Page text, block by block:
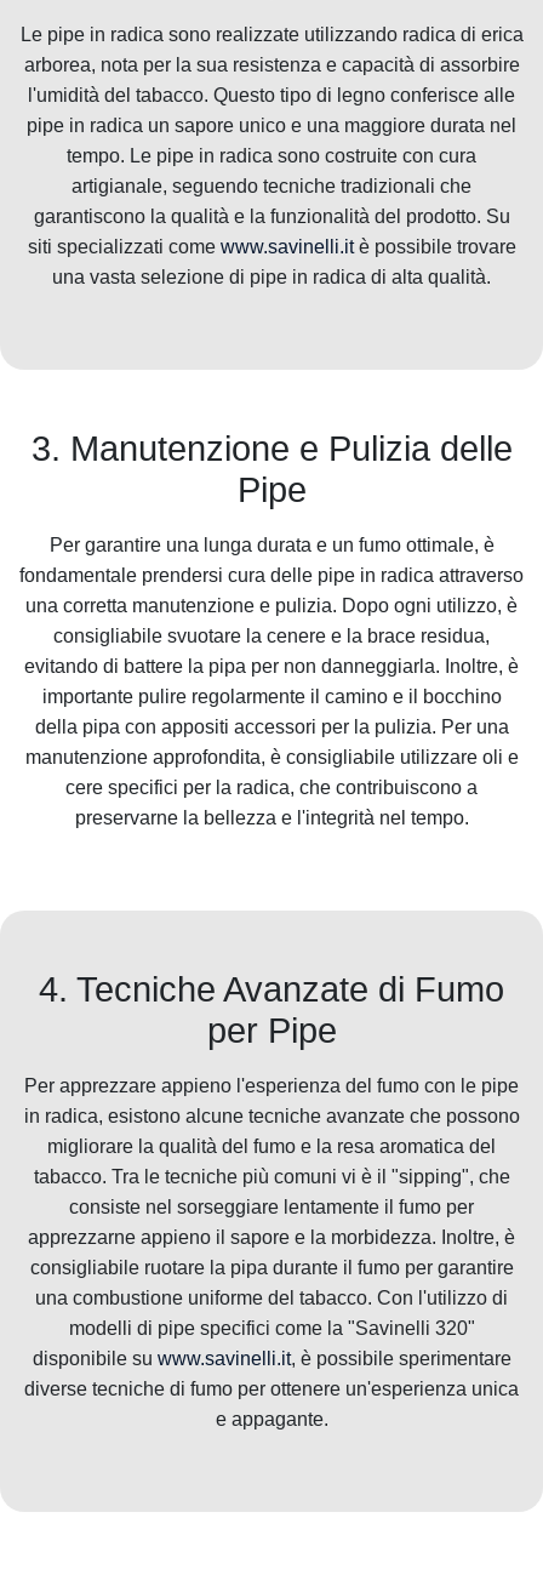
Le pipe in radica sono realizzate utilizzando radica di erica
arborea, nota per la sua resistenza e capacità di assorbire
l'umidità del tabacco. Questo tipo di legno conferisce alle
pipe in radica un sapore unico e una maggiore durata nel
tempo. Le pipe in radica sono costruite con cura
artigianale, seguendo tecniche tradizionali che
garantiscono la qualità e la funzionalità del prodotto. Su
siti specializzati come www.savinelli.itè possibile trovare
una vasta selezione di pipe in radica di alta qualità.
3. Manutenzione e Pulizia delle
Pipe
Per garantire una lunga durata e un fumo ottimale, è
fondamentale prendersi cura delle pipe in radica attraverso
una corretta manutenzione e pulizia. Dopo ogni utilizzo, è
consigliabile svuotare la cenere e la brace residua,
evitando di battere la pipa per non danneggiarla. Inoltre, è
importante pulire regolarmente il camino e il bocchino
della pipa con appositi accessori per la pulizia. Per una
manutenzione approfondita, è consigliabile utilizzare oli e
cere specifici per la radica, che contribuiscono a
preservarne la bellezza e l'integrità nel tempo.
4. Tecniche Avanzate di Fumo
per Pipe
Per apprezzare appieno l'esperienza del fumo con le pipe
in radica, esistono alcune tecniche avanzate che possono
migliorare la qualità del fumo e la resa aromatica del
tabacco. Tra le tecniche più comuni vi è il "sipping", che
consiste nel sorseggiare lentamente il fumo per
apprezzarne appieno il sapore e la morbidezza. Inoltre, è
consigliabile ruotare la pipa durante il fumo per garantire
una combustione uniforme del tabacco. Con l'utilizzo di
modelli di pipe specifici come la "Savinelli 320"
disponibile su www.savinelli.it, è possibile sperimentare
diverse tecniche di fumo per ottenere un'esperienza unica
e appagante.